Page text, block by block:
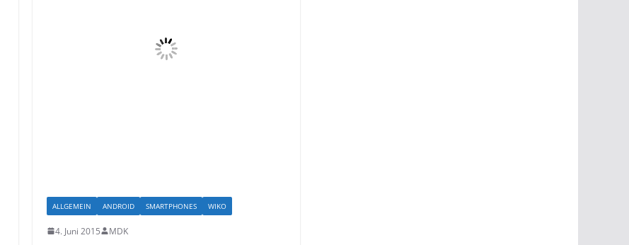
ALLGEMEIN ANDROID SMARTPHONES WIKO
4. Juni 2015 MDK